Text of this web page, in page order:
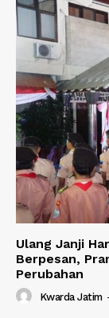
Ulang Janji
Berpesan,
Perubahan
Kwarda Jatim